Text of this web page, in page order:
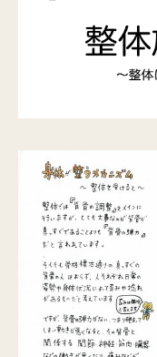
症例
Q&A
ご予約・お問合せ